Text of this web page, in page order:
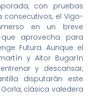
con pruebas
el Vigo-
en un breve
aprovecha para
Futura. Aunque el
y Aitor Bugarín
y descansar,
disputarán este
clásica valedera